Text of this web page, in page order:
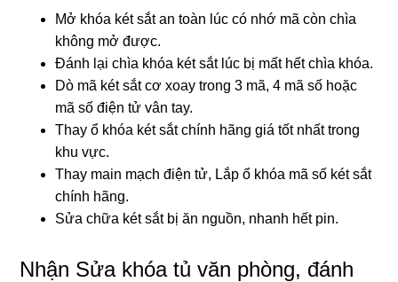
Mở khóa két sắt an toàn lúc có nhớ mã còn chìa
không mở được.
Đánh lại chìa khóa két sắt lúc bị mất hết chìa khóa.
Dò mã két sắt cơ xoay trong 3 mã, 4 mã số hoặc
mã số điện tử vân tay.
Thay ổ khóa két sắt chính hãng giá tốt nhất trong
khu vực.
Thay main mạch điện tử, Lắp ổ khóa mã số két sắt
chính hãng.
Sửa chữa két sắt bị ăn nguồn, nhanh hết pin.
Nhận Sửa khóa tủ văn phòng, đánh